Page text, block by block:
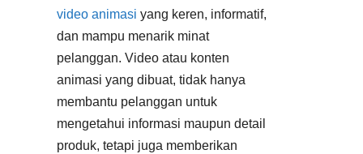
video animasi yang keren, informatif,
dan mampu menarik minat
pelanggan. Video atau konten
animasi yang dibuat, tidak hanya
membantu pelanggan untuk
mengetahui informasi maupun detail
produk, tetapi juga memberikan